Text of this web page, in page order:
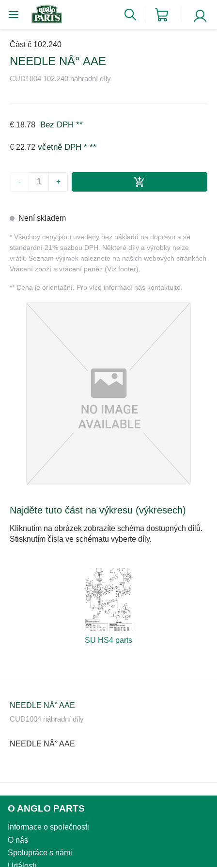
Část č 102.240
NEEDLE NÂ° AAE
CUD1004 102.240 náhradní díly
€ 18.78 Bez DPH **
€ 22.72 včetně DPH * **
- +
Není skladem
* Všechny ceny jsou uvedeny bez nákladů na dopravu a se
standardní 21% sazbou DPH. Některé díly a výrobky nelze
vrátit. Seznam výjimek naleznete na našich webových stránkách
Vrácení zboží a vrácení peněz (Viz footer).
** Cena je orientační. Pro více informací nás kontaktujte.
Najděte tuto část na výkresu (výkresech)
Kliknutím na obrázek zobrazíte schéma dostupných dílů.
Stisknutím čísla ve schématu vyberte díly.
SU HS4 parts
NEEDLE NÂ° AAE
CUD1004 náhradní díly
NEEDLE NÂ° AAE
O ANGLO PARTS
Informace o společnosti
O nás
Spolupráce s námi